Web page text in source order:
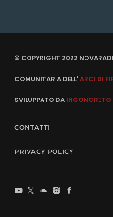
© COPYRIGHT 2022
COMUNITARIA DELL'ARCI DI
SVILUPPATO DA INCONCRETO
CONTATTI
PRIVACY POLICY